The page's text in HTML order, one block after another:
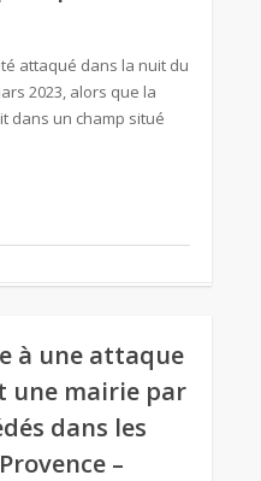
attaqué dans la nuit du
2023, alors que la
dans un champ situé
à une attaque
une mairie par
dans les
–